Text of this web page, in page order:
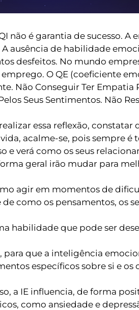
não é garantia de sucesso.
A ausência de habilidade
desfeitos. No mundo
O QE (coeficiente
Não Conseguir Ter Empatia
Seus Sentimentos. Não
realizar essa reflexão,
acalme-se, pois sempre é
e verá como os seus
geral irão mudar para
agir em momentos de
como os pensamentos, os
habilidade que pode ser
para que a inteligência
específicos sobre si e os
a IE influencia, de forma
como ansiedade e